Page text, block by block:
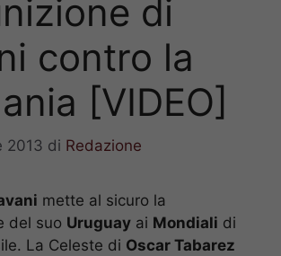
di
contro la
[VIDEO]
2013 di Redazione
mette al sicuro la
del suo Uruguay ai Mondiali di
La Celeste di Oscar Tabarez